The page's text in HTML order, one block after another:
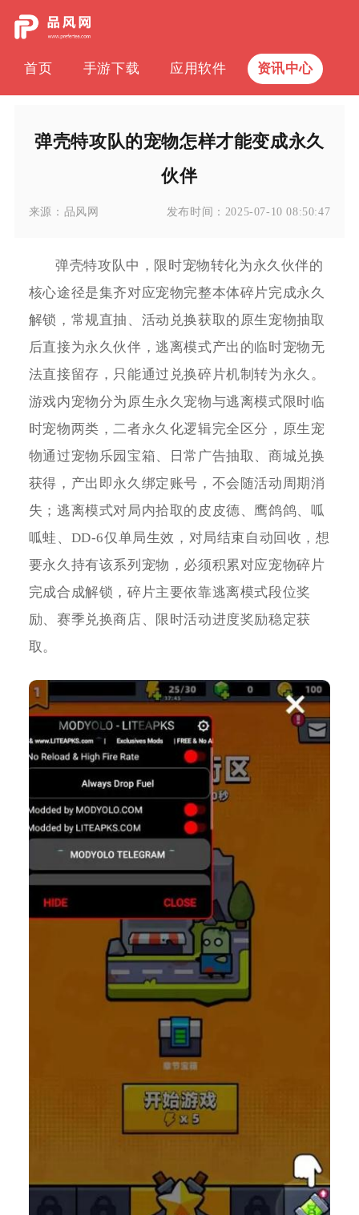
首页 手游下载 应用软件 资讯中心
弹壳特攻队的宠物怎样才能变成永久
伙伴
来源： 品风网 发布时间： 2025-07-10 08:50:47
弹壳特攻队中，限时宠物转化为永久伙伴的
核心途径是集齐对应宠物完整本体碎片完成永久
解锁，常规直抽、活动兑换获取的原生宠物抽取
后直接为永久伙伴，逃离模式产出的临时宠物无
法直接留存，只能通过兑换碎片机制转为永久。
游戏内宠物分为原生永久宠物与逃离模式限时临
时宠物两类，二者永久化逻辑完全区分，原生宠
物通过宠物乐园宝箱、日常广告抽取、商城兑换
获得，产出即永久绑定账号，不会随活动周期消
失；逃离模式对局内拾取的皮皮德、鹰鸽鸽、呱
呱蛙、DD-6仅单局生效，对局结束自动回收，想
要永久持有该系列宠物，必须积累对应宠物碎片
完成合成解锁，碎片主要依靠逃离模式段位奖
励、赛季兑换商店、限时活动进度奖励稳定获
取。